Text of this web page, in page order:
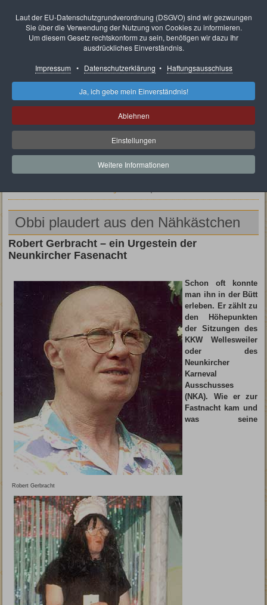
Neunkircher Karnevals
Ausschuss e.V.
Aktuelle Seite:Über uns Besondere Mitglieder Obbi plaudert aus den Nähkästchen
Obbi plaudert aus den Nähkästchen
Robert Gerbracht – ein Urgestein der
Neunkircher Fasenacht
Robert Gerbracht
Schon oft konnte
man ihn in der Bütt
erleben. Er zählt zu
den Höhepunkten
der Sitzungen des
KKW Wellesweiler
oder des
Neunkircher
Karneval
Ausschusses
(NKA). Wie er zur
Fastnacht kam und
was seine
Laut der EU-Datenschutzgrundverordnung (DSGVO) sind wir gezwungen
Sie über die Verwendung der Nutzung von Cookies zu informieren.
Um diesem Gesetz rechtskonform zu sein, benötigen wir dazu Ihr
ausdrückliches Einverständnis.
Impressum • Datenschutzerklärung • Haftungsausschluss
Ja, ich gebe mein Einverständnis!
Ablehnen
Einstellungen
Weitere Informationen